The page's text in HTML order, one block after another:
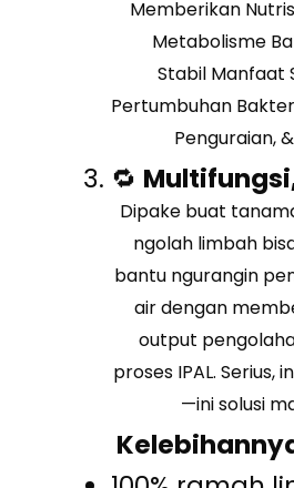
Memberikan
Metabolisme
Stabil Manfaat
Pertumbuhan
Penguraian,
🔁
Dipake buat
ngolah limbah
bantu ngurangin
air dengan
output
proses IPAL. Serius,
—ini solusi